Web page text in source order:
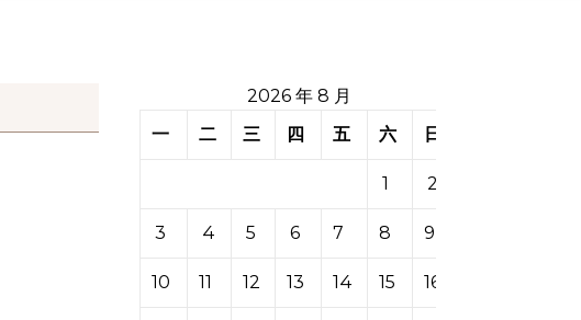
2026 年 8 月
一
二 三 四 五 六 日
1 2
3 4 5 6 7 8 9
10 11 12 13 14 15 16